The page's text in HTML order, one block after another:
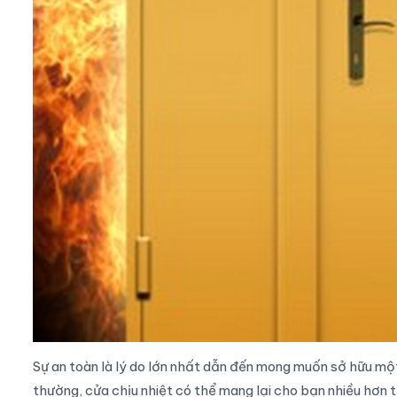
Sự an toàn là lý do lớn nhất dẫn đến mong muốn sở hữu
thường, cửa chịu nhiệtcó thể mang lại cho bạn nhiều hơn